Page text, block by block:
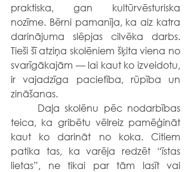
praktiska, gan kultūrvēsturiska
nozīme. Bērni pamanīja, ka aiz katra
darinājuma slēpjas cilvēka darbs.
Tieši šī atziņa skolēniem šķita viena no
svarīgākajām — lai kaut ko izveidotu,
ir vajadzīga pacietība, rūpība un
zināšanas.
teica, ka gribētu vēlreiz pamēģināt
kaut ko darināt no koka. Citiem
patika tas, ka varēja redzēt “īstas
lietas”, ne tikai par tām lasīt vai